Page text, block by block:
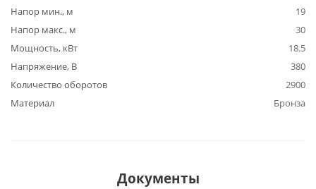
Напор мин., м
19
Напор макс., м
30
Мощность, кВт
18.5
Напряжение, В
380
Количество оборотов
2900
Материал
Бронза
Документы